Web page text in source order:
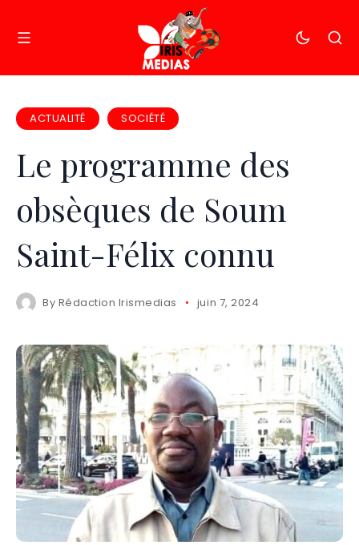
ACTUALITÉ SOCIÉTÉ
Le programme des
obsèques de Soum
Saint-Félix connu
By Rédaction Irismedias juin 7, 2024